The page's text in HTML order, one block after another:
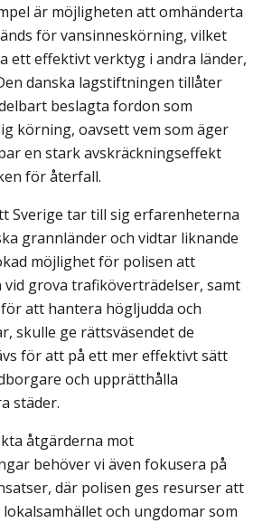
är möjligheten att omhänderta
för vansinnes­körning, vilket
ett effektivt verktyg i andra länder,
danska lagstiftningen tillåter
beslagta fordon som
körning, oavsett vem som äger
en stark avskräckningseffekt
för återfall.
Sverige tar till sig erfarenheterna
grannländer och vidtar liknande
möjlighet för polisen att
grova trafiköverträdelser, samt
att hantera högljudda och
skulle ge rättsväsendet de
för att på ett mer effektivt sätt
och upprätthålla
städer.
åtgärderna mot
behöver vi även fokusera på
där polisen ges resurser att
och ungdomar som